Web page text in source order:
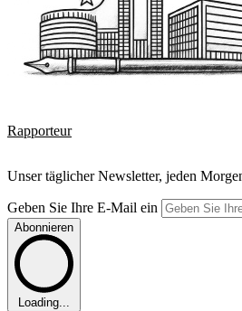
Rapporteur
Unser täglicher Newsletter, jeden
Geben Sie Ihre E-Mail ein
Abonnieren
Loading...